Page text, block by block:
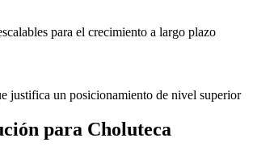
para el crecimiento a largo plazo
justifica un posicionamiento de nivel superior
para Choluteca